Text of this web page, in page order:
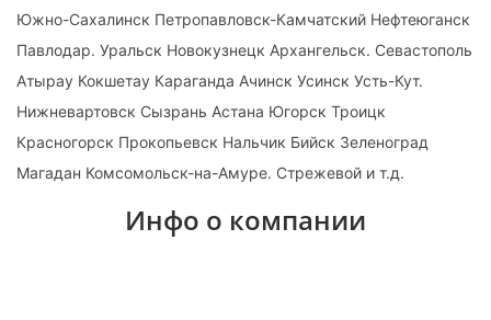
Южно-Сахалинск Петропавловск-Камчатский Нефтеюганск
Павлодар. Уральск Новокузнецк Архангельск. Севастополь
Атырау Кокшетау Караганда Ачинск Усинск Усть-Кут.
Нижневартовск Сызрань Астана Югорск Троицк
Красногорск Прокопьевск Нальчик Бийск Зеленоград
Магадан Комсомольск-на-Амуре. Стрежевой и т.д.
Инфо о компании